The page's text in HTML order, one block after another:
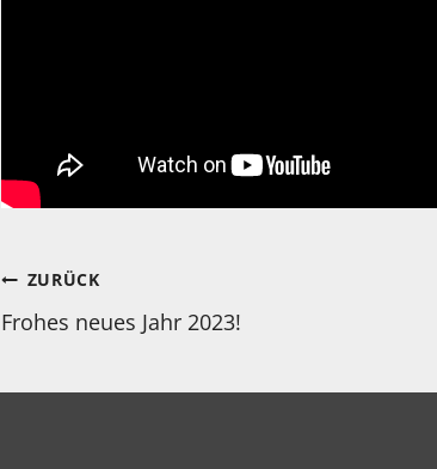
Beitragsnavigation
ZURÜCK
Frohes neues Jahr 2023!